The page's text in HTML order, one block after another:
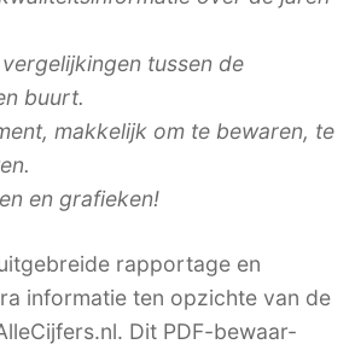
tussen de
buurt.
makkelijk om te bewaren, te
en grafieken!
rapportage en
informatie ten opzichte van de
Dit PDF-bewaar-